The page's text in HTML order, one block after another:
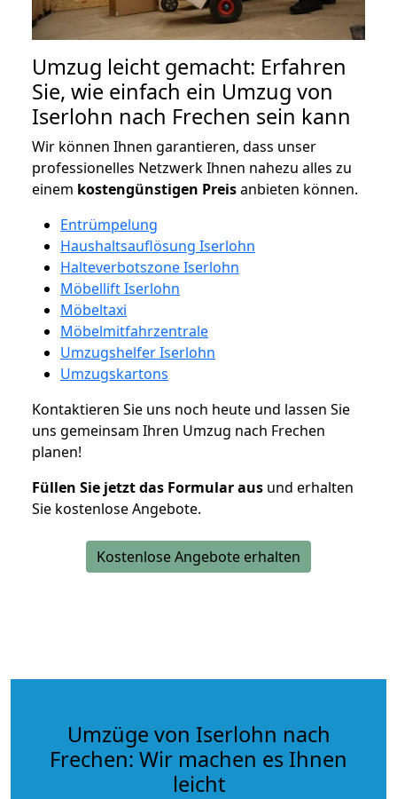
Umzug leicht gemacht: Erfahren
Sie, wie einfach ein Umzug von
Iserlohn nach Frechen sein kann
Wir können Ihnen garantieren, dass unser
professionelles Netzwerk Ihnen nahezu alles zu
einem kostengünstigen Preisanbieten können.
Entrümpelung
Haushaltsauflösung Iserlohn
Halteverbotszone Iserlohn
Möbellift Iserlohn
Möbeltaxi
Möbelmitfahrzentrale
Umzugshelfer Iserlohn
Umzugskartons
Kontaktieren Sie uns noch heute und lassen Sie
uns gemeinsam Ihren Umzug nach Frechen
planen!
Füllen Sie jetzt das Formular aus und erhalten
Sie kostenlose Angebote.
Kostenlose Angebote erhalten
Umzüge von Iserlohn nach
Frechen: Wir machen es Ihnen
leicht